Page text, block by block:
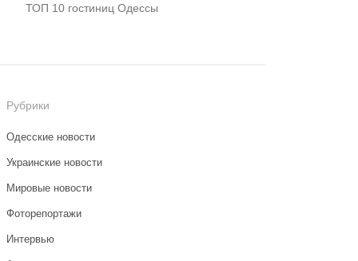
ТОП 10 гостиниц Одессы
Рубрики
Одесские новости
Украинские новости
Мировые новости
Фоторепортажи
Интервью